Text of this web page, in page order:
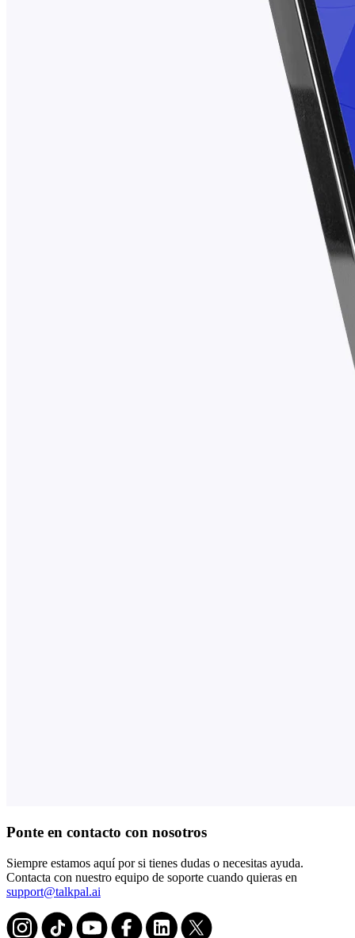
Ponte en contacto con nosotros
Siempre estamos aquí por si tienes dudas o necesitas ayuda.
Contacta con nuestro equipo de soporte cuando quieras en
support@talkpal.ai